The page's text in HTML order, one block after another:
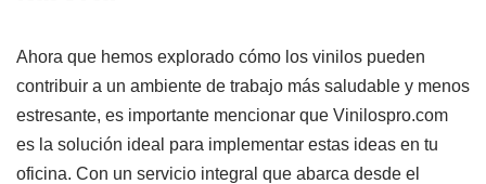
Ahora que hemos explorado cómo los vinilos pueden
contribuir a un ambiente de trabajo más saludable y menos
estresante, es importante mencionar que Vinilospro.com
es la solución ideal para implementar estas ideas en tu
oficina. Con un servicio integral que abarca desde el